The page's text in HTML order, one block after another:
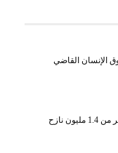
الإنسان القاضي
أكثر من 1.4 مليون نازح